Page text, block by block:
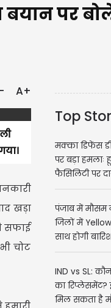
पर
A+
खड़ा
सफाई
चोट
Top
मक्का डिफेंस
पर बड़ा हमलाः
फैसिलिटी पर
जजान में आग
हड़कंप(Video)
पंजाब में मौसम
जिलों में
साथ होगी
IND vs SL:
का रिप्लेसमेंट?
मिल सकता है